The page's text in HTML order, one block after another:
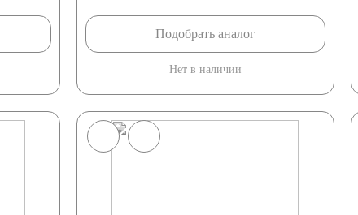
Подобрать аналог
Нет в наличии